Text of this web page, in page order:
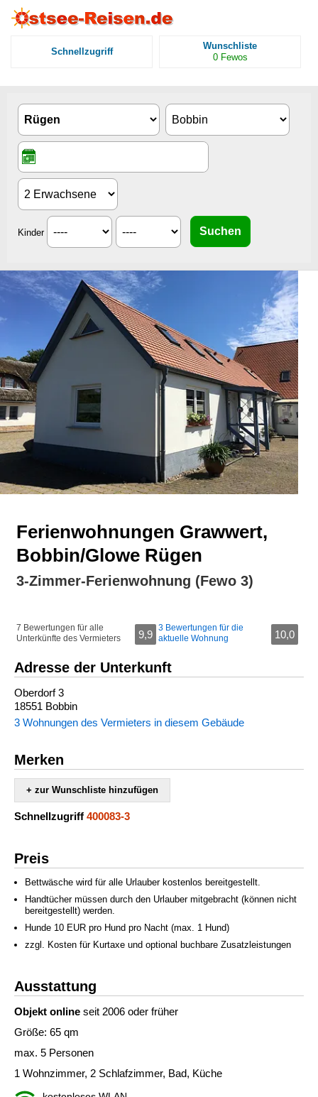
Schnellzugriff
Wunschliste
0 Fewos
Kinder
Ferienwohnungen Grawwert,
Bobbin/Glowe Rügen
3-Zimmer-Ferienwohnung (Fewo 3)
7 Bewertungen für alle
Unterkünfte des Vermieters
9,9
3 Bewertungen für die
aktuelle Wohnung
10,0
Adresse der Unterkunft
Oberdorf 3
18551 Bobbin
3 Wohnungen des Vermieters in diesem Gebäude
Merken
+ zur Wunschliste hinzufügen
Schnellzugriff 400083-3
Preis
Bettwäsche wird für alle Urlauber kostenlos bereitgestellt.
Handtücher müssen durch den Urlauber mitgebracht (können nicht
bereitgestellt) werden.
Hunde 10 EUR pro Hund pro Nacht (max. 1 Hund)
zzgl. Kosten für Kurtaxe und optional buchbare Zusatzleistungen
Ausstattung
Objekt online seit 2006 oder früher
Größe: 65 qm
max. 5 Personen
1 Wohnzimmer, 2 Schlafzimmer, Bad, Küche